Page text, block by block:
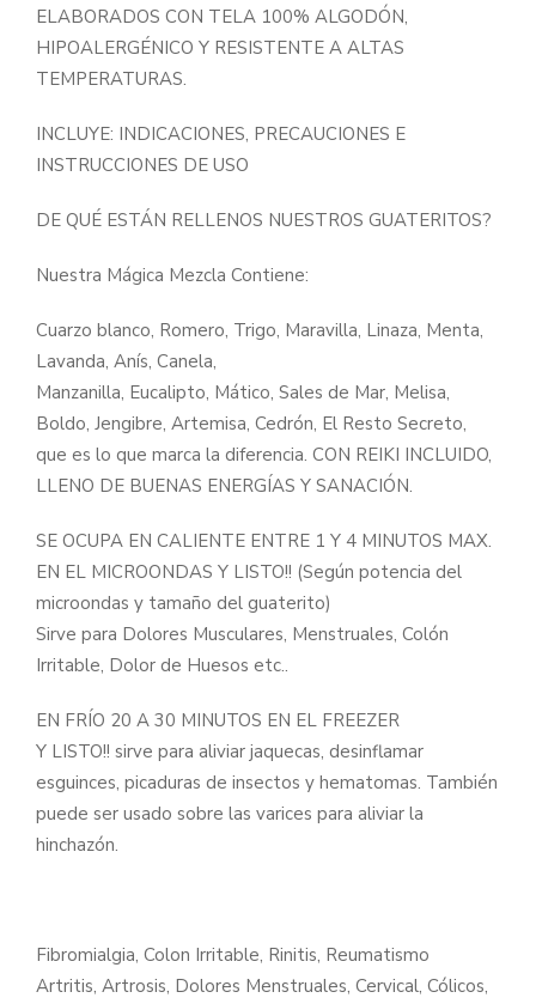
ELABORADOS CON TELA 100% ALGODÓN,
HIPOALERGÉNICO Y RESISTENTE A ALTAS
TEMPERATURAS.
INCLUYE: INDICACIONES, PRECAUCIONES E
INSTRUCCIONES DE USO
DE QUÉ ESTÁN RELLENOS NUESTROS GUATERITOS?
Nuestra Mágica Mezcla Contiene:
Cuarzo blanco, Romero, Trigo, Maravilla, Linaza, Menta,
Lavanda, Anís, Canela,
Manzanilla, Eucalipto, Mático, Sales de Mar, Melisa,
Boldo, Jengibre, Artemisa, Cedrón, El Resto Secreto,
que es lo que marca la diferencia. CON REIKI INCLUIDO,
LLENO DE BUENAS ENERGÍAS Y SANACIÓN.
SE OCUPA EN CALIENTE ENTRE 1 Y 4 MINUTOS MAX.
EN EL MICROONDAS Y LISTO!! (Según potencia del
microondas y tamaño del guaterito)
Sirve para Dolores Musculares, Menstruales, Colón
Irritable, Dolor de Huesos etc..
EN FRÍO 20 A 30 MINUTOS EN EL FREEZER
Y LISTO!! sirve para aliviar jaquecas, desinflamar
esguinces, picaduras de insectos y hematomas. También
puede ser usado sobre las varices para aliviar la
hinchazón.
Fibromialgia, Colon Irritable, Rinitis, Reumatismo
Artritis, Artrosis, Dolores Menstruales, Cervical, Cólicos,